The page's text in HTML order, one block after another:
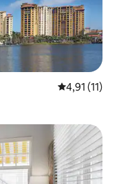
Gemiddelde
4,91 (11)